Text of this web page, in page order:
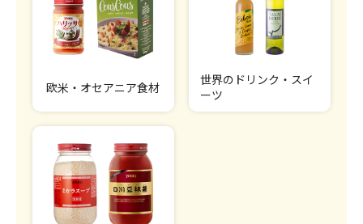
欧米・オセアニア食材
世界のドリンク・スイ
ーツ